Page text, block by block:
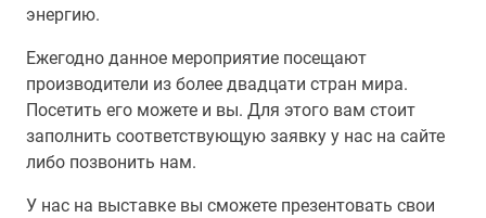
энергию.
Ежегодно данное мероприятие посещают
производители из более двадцати стран мира.
Посетить его можете и вы. Для этого вам стоит
заполнить соответствующую заявку у нас на сайте
либо позвонить нам.
У нас на выставке вы сможете презентовать свои